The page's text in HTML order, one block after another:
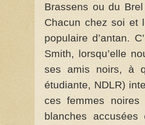
Brassens ou du
Chacun chez soi et
populaire d’antan.
Smith, lorsqu’elle
ses amis noirs, à
étudiante, NDLR)
ces femmes
blanches